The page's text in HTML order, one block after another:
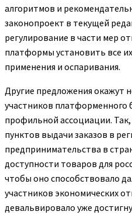
алгоритмов и
законопроект в текущей
регулирование в части мер
платформы установить все
применения и оспаривания.
Другие предложения окажут
участников платформенного
профильной ассоциации.
пунктов выдачи заказов в
предпринимательства в
доступности товаров для
чтобы оно способствовало
участников экономических
девальвировало уже